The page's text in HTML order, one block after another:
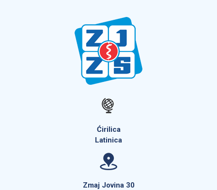
Ćirilica
Latinica
Zmaj Jovina 30